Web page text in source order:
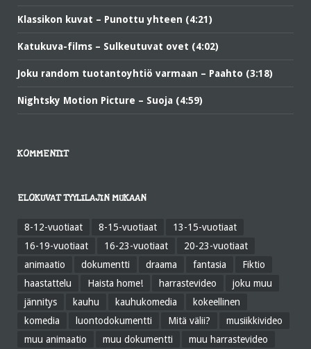
Klassikon kuvat – Punottu yhteen (4:21)
Katukuva-films – Sulkeutuvat ovet (4:02)
Joku random tuotantoyhtiö varmaan – Paahto (3:18)
Nightsky Motion Picture – Suoja (4:59)
KOMMENTIT
ELOKUVAT TYYLILAJIN MUKAAN
8-12-vuotiaat 8-15-vuotiaat
13-15-vuotiaat
16-19-vuotiaat
16-23-vuotiaat
20-23-vuotiaat
animaatio
dokumentti draama fantasia
Fiktio
haastattelu
Haista home! harrastevideo
joku muu
jännitys
kauhu kauhukomedia
kokeellinen
komedia
luontodokumentti Mitä välii?
musiikkivideo
muu animaatio
muu dokumentti
muu harrastevideo